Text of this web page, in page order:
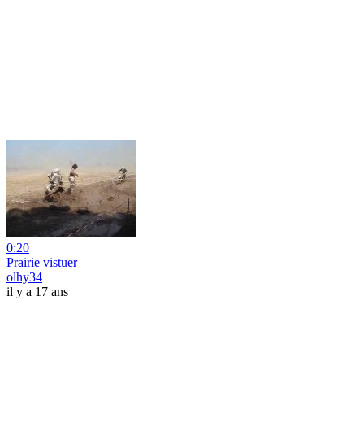
0:20
Prairie vistuer
olhy34
il y a 17 ans